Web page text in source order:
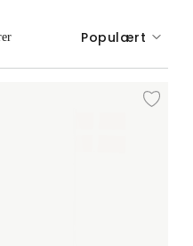
Populært
til ønskeliste